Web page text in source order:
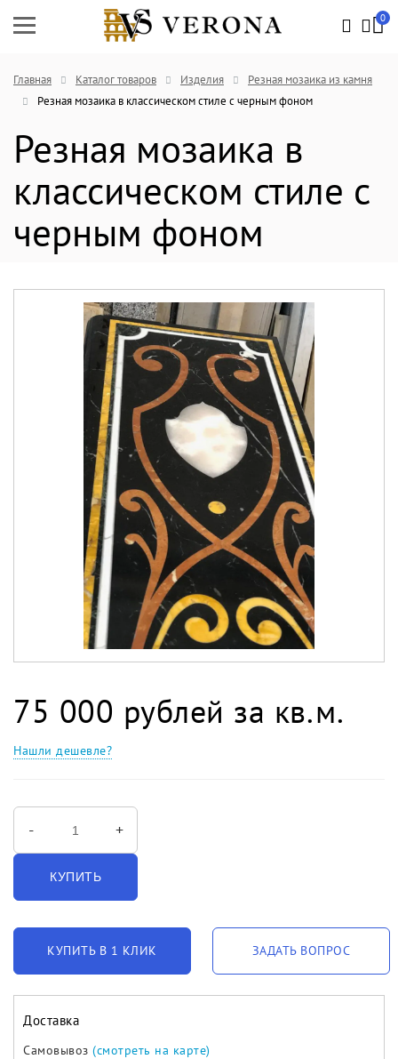
0
Главная Каталог товаров Изделия
Резная мозаика из камня
Резная мозаика в классическом стиле с черным фоном
Резная мозаика в
классическом стиле с
черным фоном
75 000 рублей за кв.м.
Нашли дешевле?
- +
КУПИТЬ
КУПИТЬ В 1 КЛИК ЗАДАТЬ ВОПРОС
Доставка
Самовывоз (смотреть на карте)